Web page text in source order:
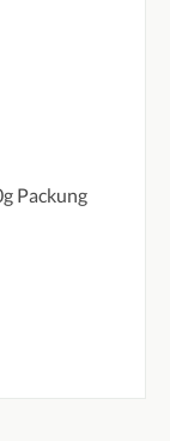
Sternen
Packung